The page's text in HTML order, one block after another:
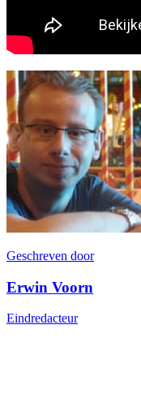
Geschreven door
Erwin Voorn
Eindredacteur